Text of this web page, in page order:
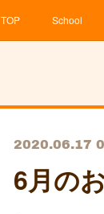
TOP School
2020.06.17
6月の